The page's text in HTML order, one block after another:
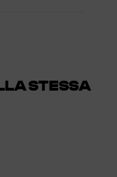
STESSA